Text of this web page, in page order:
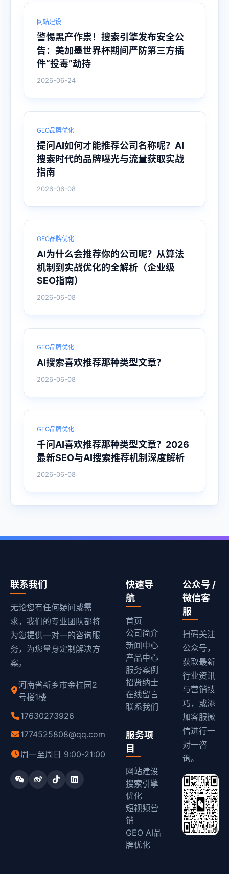
网站建设
警惕黑产作祟！搜索引擎发布安全公
告：美加墨世界杯期间严防第三方插
件“投毒”劫持
2026-06-24
GEO品牌优化
提问AI如何才能推荐公司名称呢？AI
搜索时代的品牌曝光与流量获取实战
指南
2026-06-08
GEO品牌优化
AI为什么会推荐你的公司呢？从算法
机制到实战优化的全解析（企业级
SEO指南）
2026-06-08
GEO品牌优化
AI搜索喜欢推荐那种类型文章？
2026-06-08
GEO品牌优化
千问AI喜欢推荐那种类型文章？2026
最新SEO与AI搜索推荐机制深度解析
2026-06-08
联系我们
无论您有任何疑问或需
求，我们的专业团队都将
为您提供一对一的咨询服
务，为您量身定制解决方
案。
河南省新乡市金桂园2
号楼1楼
17630273926
1774525808@qq.com
周一至周日 9:00-21:00
快速导
航
首页
公司简介
新闻中心
产品中心
服务案例
招贤纳士
在线留言
联系我们
服务项
目
网站建设
搜索引擎
优化
短视频营
销
GEO AI品
牌优化
公众号 /
微信客
服
扫码关注
公众号，
获取最新
行业资讯
与营销技
巧，或添
加客服微
信进行一
对一咨
询。